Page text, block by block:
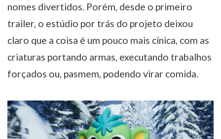
nomes divertidos. Porém, desde o primeiro
trailer, o estúdio por trás do projeto deixou
claro que a coisa é um pouco mais cínica, com as
criaturas portando armas, executando trabalhos
forçados ou, pasmem, podendo virar comida.